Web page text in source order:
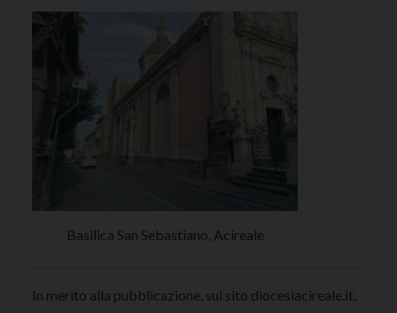
Basilica San Sebastiano, Acireale
In merito alla pubblicazione, sul sito diocesiacireale.it,